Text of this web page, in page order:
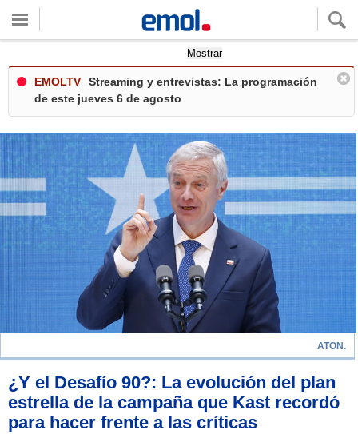
Mostrar
EMOLTV
Streaming y entrevistas: La programación
de este jueves 6 de agosto
ATON.
¿Y el Desafío 90?: La evolución del plan
estrella de la campaña que Kast recordó
para hacer frente a las críticas